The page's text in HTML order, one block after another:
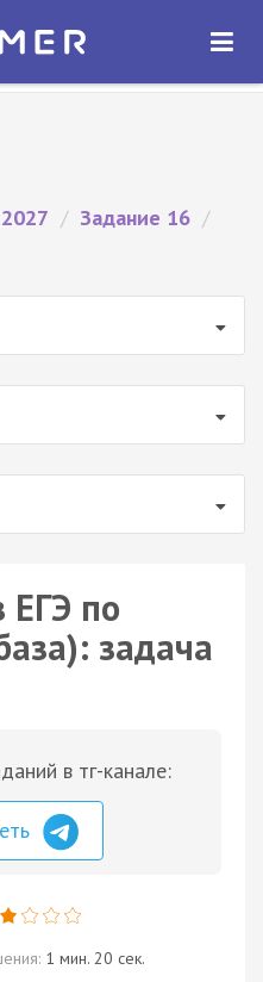
ОТКРЫТЬ
/ Задание 16 /
ЕГЭ по
задача
в тг-канале:
1 мин. 20 сек.